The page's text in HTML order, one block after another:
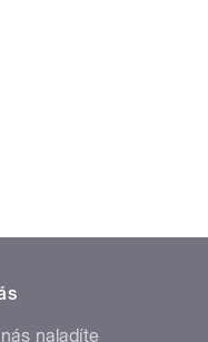
naladíte